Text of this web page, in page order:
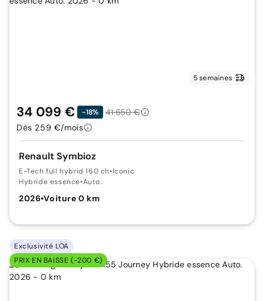
5 semaines
Renault Symbioz
E-Tech full hybrid 160 ch•Iconic
Hybride essence•Auto.
2026•Voiture 0 km
34 099 € -18%
41 650 €
Dès 259 €/mois
Exclusivité LOA
PRIX EN BAISSE (-200 €)